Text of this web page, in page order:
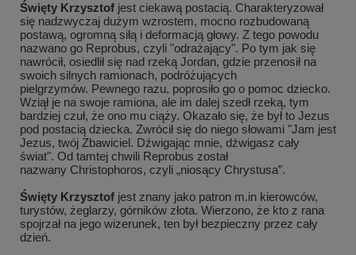
Święty Krzysztof jest ciekawą postacią. Charakteryzował
się nadzwyczaj dużym wzrostem, mocno rozbudowaną
postawą, ogromną siłą i deformacją głowy. Z tego powodu
nazwano go Reprobus, czyli "odrażający". Po tym jak się
nawrócił, osiedlił się nad rzeką Jordan, gdzie przenosił na
swoich silnych ramionach, podróżujących
pielgrzymów. Pewnego razu, poprosiło go o pomoc dziecko.
Wziął je na swoje ramiona, ale im dalej szedł rzeką, tym
bardziej czuł, że ono mu ciąży. Okazało się, że był to Jezus
pod postacią dziecka. Zwrócił się do niego słowami "Jam jest
Jezus, twój Zbawiciel. Dźwigając mnie, dźwigasz cały
świat". Od tamtej chwili Reprobus został
nazwany Christophoros, czyli „niosący Chrystusa”.
Święty Krzysztof jest znany jako patron m.in kierowców,
turystów, żeglarzy, górników złota. Wierzono, że kto z rana
spojrzał na jego wizerunek, ten był bezpieczny przez cały
dzień.